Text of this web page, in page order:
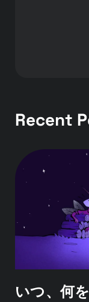
Recent
いつ、何